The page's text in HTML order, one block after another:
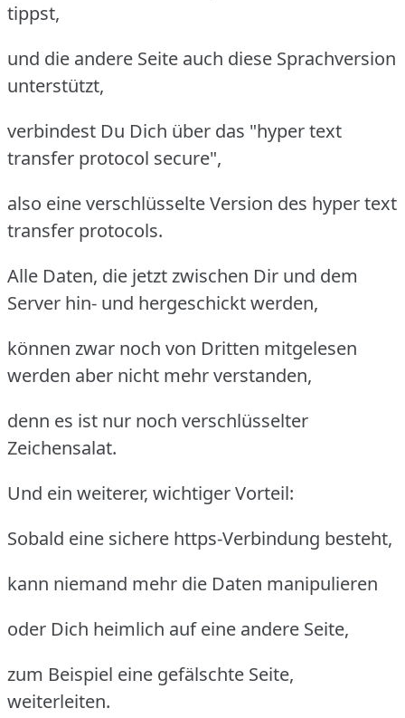
tippst,
und die andere Seite auch diese Sprachversion
unterstützt,
verbindest Du Dich über das "hyper text
transfer protocol secure",
also eine verschlüsselte Version des hyper text
transfer protocols.
Alle Daten, die jetzt zwischen Dir und dem
Server hin- und hergeschickt werden,
können zwar noch von Dritten mitgelesen
werden aber nicht mehr verstanden,
denn es ist nur noch verschlüsselter
Zeichensalat.
Und ein weiterer, wichtiger Vorteil:
Sobald eine sichere https-Verbindung besteht,
kann niemand mehr die Daten manipulieren
oder Dich heimlich auf eine andere Seite,
zum Beispiel eine gefälschte Seite,
weiterleiten.